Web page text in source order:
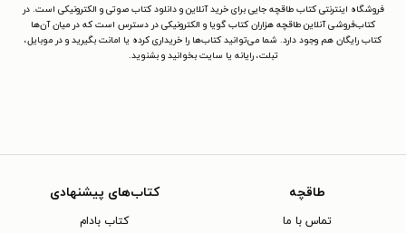
فروشگاه اینترنتی کتاب طاقچه جایی برای خرید آنلاین و دانلود کتاب صوتی و الکترونیکی است. در
کتاب‌فروشی آنلاین طاقچه هزاران کتاب گویا و الکترونیکی در دسترس است که در میان آن‌ها
کتاب رایگان هم وجود دارد. شما می‌توانید کتاب‌ها را خریداری کرده یا امانت بگیرید و در موبایل،
تبلت، رایانه یا سایت بخوانید و بشنوید.
طاقچه
تماس با ما
کتاب‌های پیشنهادی
کتاب بادام